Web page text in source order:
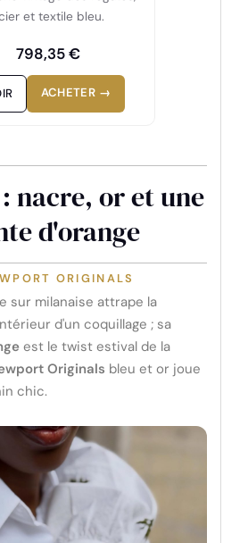
et textile bleu.
798,35 €
ACHETER →
nacre, or et une
d'orange
ORIGINALS
sur milanaise attrape la
d'un coquillage ; sa
est le twist estival de la
Originals bleu et or joue
chic.